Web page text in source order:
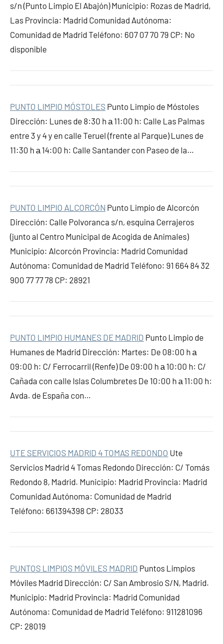
s/n (Punto Limpio El Abajón) Municipio: Rozas de Madrid,
Las Provincia: Madrid Comunidad Autónoma:
Comunidad de Madrid Teléfono: 607 07 70 79 CP: No
disponible
PUNTO LIMPIO MÓSTOLES Punto Limpio de Móstoles
Dirección: Lunes de 8:30 h а 11:00 h: Calle Las Palmas
entre 3 y 4 y en calle Teruel (frente al Parque) Lunes de
11:30 h а 14:00 h: Calle Santander con Paseo de la…
PUNTO LIMPIO ALCORCÓN Punto Limpio de Alcorcón
Dirección: Calle Polvoranca s/n, esquina Cerrajeros
(junto al Centro Municipal de Acogida de Animales)
Municipio: Alcorcón Provincia: Madrid Comunidad
Autónoma: Comunidad de Madrid Teléfono: 91 664 84 32
900 77 77 78 CP: 28921
PUNTO LIMPIO HUMANES DE MADRID Punto Limpio de
Humanes de Madrid Dirección: Martes: De 08:00 h а
09:00 h: C/ Ferrocarril (Renfe) De 09:00 h а 10:00 h: C/
Cañada con calle Islas Columbretes De 10:00 h а 11:00 h:
Avda. de España con…
UTE SERVICIOS MADRID 4 TOMAS REDONDO Ute
Servicios Madrid 4 Tomas Redondo Dirección: C/ Tomás
Redondo 8, Madrid. Municipio: Madrid Provincia: Madrid
Comunidad Autónoma: Comunidad de Madrid
Teléfono: 661394398 CP: 28033
PUNTOS LIMPIOS MÓVILES MADRID Puntos Limpios
Móviles Madrid Dirección: C/ San Ambrosio S/N, Madrid.
Municipio: Madrid Provincia: Madrid Comunidad
Autónoma: Comunidad de Madrid Teléfono: 911281096
CP: 28019